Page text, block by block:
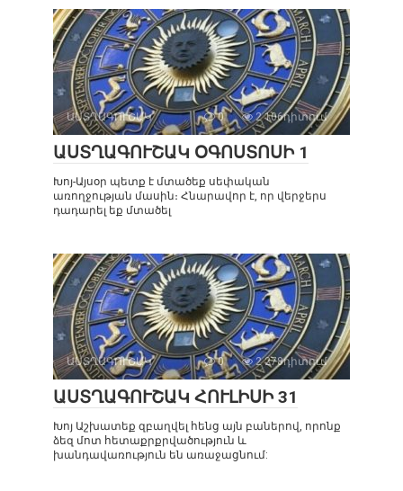
ԱՍՏՂԱԳՈՒՇԱԿ 0 2 106դիտում
ԱՍՏՂԱԳՈՒՇԱԿ ՕԳՈՍՏՈՍԻ 1
Խոյ-Այսօր պետք է մտածեք սեփական
առողջության մասին։ Հնարավոր է, որ վերջերս
դադարել եք մտածել
ԱՍՏՂԱԳՈՒՇԱԿ 0 2 278դիտում
ԱՍՏՂԱԳՈՒՇԱԿ ՀՈՒԼԻՍԻ 31
Խոյ Աշխատեք զբաղվել հենց այն բաներով, որոնք
ձեզ մոտ հետաքրքրվածություն և
խանդավառություն են առաջացնում: